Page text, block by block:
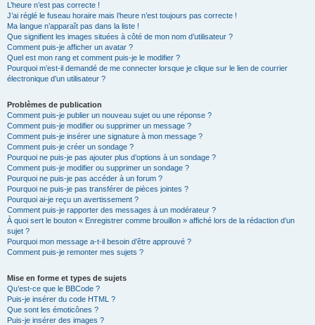
L’heure n’est pas correcte !
J’ai réglé le fuseau horaire mais l’heure n’est toujours pas correcte !
Ma langue n’apparaît pas dans la liste !
Que signifient les images situées à côté de mon nom d’utilisateur ?
Comment puis-je afficher un avatar ?
Quel est mon rang et comment puis-je le modifier ?
Pourquoi m’est-il demandé de me connecter lorsque je clique sur le lien de courrier
électronique d’un utilisateur ?
Problèmes de publication
Comment puis-je publier un nouveau sujet ou une réponse ?
Comment puis-je modifier ou supprimer un message ?
Comment puis-je insérer une signature à mon message ?
Comment puis-je créer un sondage ?
Pourquoi ne puis-je pas ajouter plus d’options à un sondage ?
Comment puis-je modifier ou supprimer un sondage ?
Pourquoi ne puis-je pas accéder à un forum ?
Pourquoi ne puis-je pas transférer de pièces jointes ?
Pourquoi ai-je reçu un avertissement ?
Comment puis-je rapporter des messages à un modérateur ?
À quoi sert le bouton « Enregistrer comme brouillon » affiché lors de la rédaction d’un
sujet ?
Pourquoi mon message a-t-il besoin d’être approuvé ?
Comment puis-je remonter mes sujets ?
Mise en forme et types de sujets
Qu’est-ce que le BBCode ?
Puis-je insérer du code HTML ?
Que sont les émoticônes ?
Puis-je insérer des images ?